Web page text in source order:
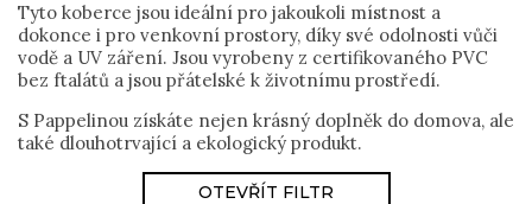
Tyto koberce jsou ideální pro jakoukoli místnost a
dokonce i pro venkovní prostory, díky své odolnosti vůči
vodě a UV záření. Jsou vyrobeny z certifikovaného PVC
bez ftalátů a jsou přátelské k životnímu prostředí.
S Pappelinou získáte nejen krásný doplněk do domova, ale
také dlouhotrvající a ekologický produkt.
OTEVŘÍT FILTR